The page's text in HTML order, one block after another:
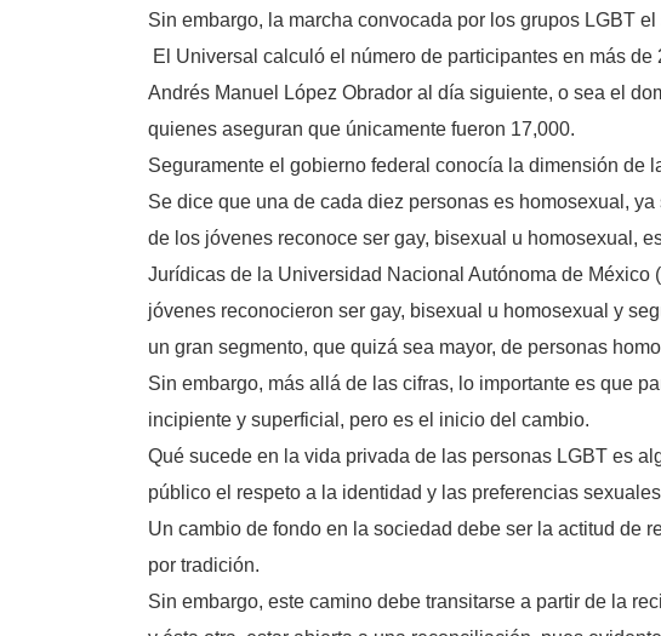
Sin embargo, la marcha convocada por los grupos LGBT
El Universal calculó el número de participantes en más
Andrés Manuel López Obrador al día siguiente, o sea el
quienes aseguran que únicamente fueron 17,000.
Seguramente el gobierno federal conocía la dimensión de
Se dice que una de cada diez personas es homosexual,
de los jóvenes reconoce ser gay, bisexual u homosexual,
Jurídicas de la Universidad Nacional Autónoma de México
jóvenes reconocieron ser gay, bisexual u homosexual y
un gran segmento, que quizá sea mayor, de personas
Sin embargo, más allá de las cifras, lo importante es que
incipiente y superficial, pero es el inicio del cambio.
Qué sucede en la vida privada de las personas LGBT es
público el respeto a la identidad y las preferencias
Un cambio de fondo en la sociedad debe ser la actitud de
por tradición.
Sin embargo, este camino debe transitarse a partir de la